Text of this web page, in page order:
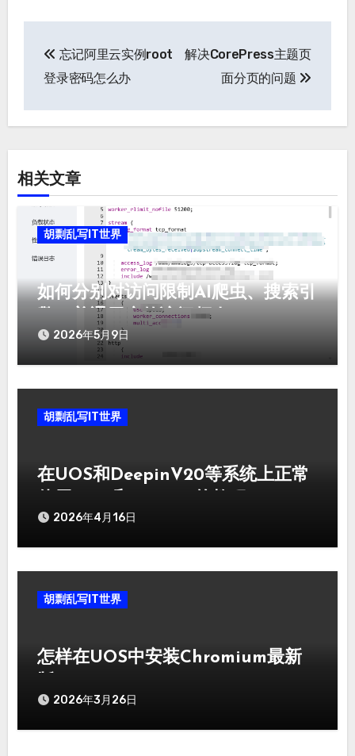
文
章
导
航
忘记阿里云实例root
登录密码怎么办
解决CorePress主题页
面分页的问题
相关文章
胡剽乱写IT世界
如何分别对访问限制AI爬虫、搜索引
擎、普通用户的访问频次
2026年5月9日
胡剽乱写IT世界
在UOS和DeepinV20等系统上正常
2026年4月16日
胡剽乱写IT世界
怎样在UOS中安装Chromium最新
2026年3月26日